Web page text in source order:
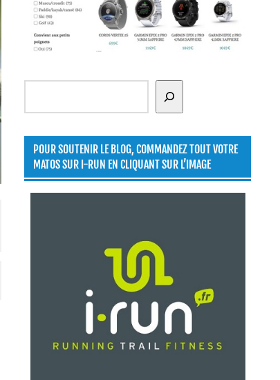
Rechercher
POUR SOUTENIR LE BLOG, COMMANDEZ TOUT VOTRE
MATOS SUR I-RUN EN CLIQUANT SUR L’IMAGE